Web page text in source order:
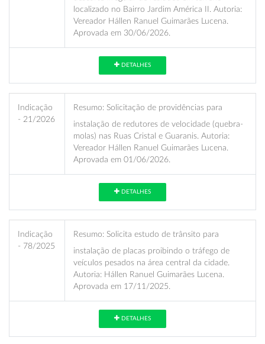
localizado no Bairro Jardim América II. Autoria:
Vereador Hállen Ranuel Guimarães Lucena.
Aprovada em 30/06/2026.
DETALHES
Indicação
- 21/2026
Resumo: Solicitação de providências para
instalação de redutores de velocidade (quebra-
molas) nas Ruas Cristal e Guaranis. Autoria:
Vereador Hállen Ranuel Guimarães Lucena.
Aprovada em 01/06/2026.
DETALHES
Indicação
- 78/2025
Resumo: Solicita estudo de trânsito para
instalação de placas proibindo o tráfego de
veículos pesados na área central da cidade.
Autoria: Hállen Ranuel Guimarães Lucena.
Aprovada em 17/11/2025.
DETALHES